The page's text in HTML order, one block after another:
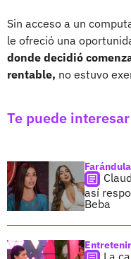
Sin acceso a un
le ofreció una
donde decidió
rentable, no estuvo
Te puede interesar
Farándula
así
Beba
La